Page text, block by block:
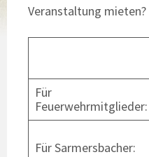
Veranstaltung
Für
Feuerwehrmitglieder:
Für Sarmersbacher: